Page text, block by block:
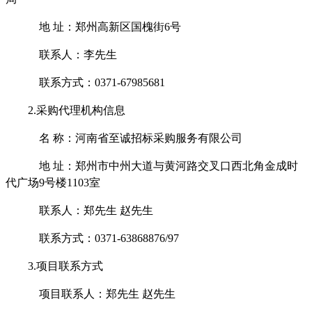
地 址：郑州高新区国槐街6号
联系人：李先生
联系方式： 0371-67985681
2.采购代理机构信息
名 称：河南省至诚招标采购服务有限公司
地 址：郑州市中州大道与黄河路交叉口西北角金成时
代广场9号楼1103室
联系人：郑先生 赵先生
联系方式： 0371-63868876/97
3.项目联系方式
项目联系人：郑先生 赵先生